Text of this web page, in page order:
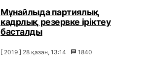
Мұнайлыда партиялық
кадрлық резервке іріктеу
басталды
[ 2019 ] 28 қазан, 13:14 1840